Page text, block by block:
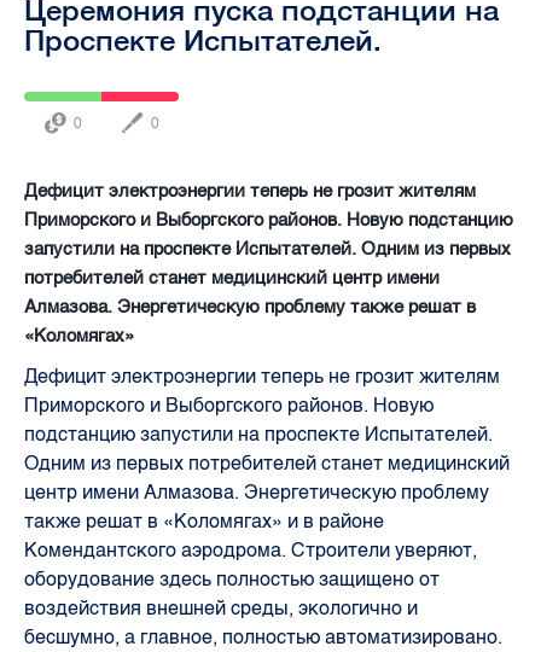
Церемония пуска подстанции на
Проспекте Испытателей.
0 0
Дефицит электроэнергии теперь не грозит жителям
Приморского и Выборгского районов. Новую подстанцию
запустили на проспекте Испытателей. Одним из первых
потребителей станет медицинский центр имени
Алмазова. Энергетическую проблему также решат в
«Коломягах»
Дефицит электроэнергии теперь не грозит жителям
Приморского и Выборгского районов. Новую
подстанцию запустили на проспекте Испытателей.
Одним из первых потребителей станет медицинский
центр имени Алмазова. Энергетическую проблему
также решат в «Коломягах» и в районе
Комендантского аэродрома. Строители уверяют,
оборудование здесь полностью защищено от
воздействия внешней среды, экологично и
бесшумно, а главное, полностью автоматизировано.